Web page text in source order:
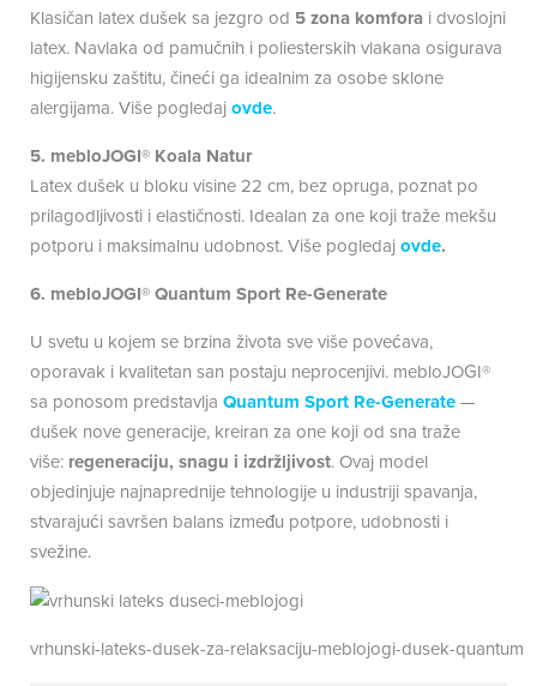
Klasičan latex dušek sa jezgro od 5 zona komfora i dvoslojni
latex. Navlaka od pamučnih i poliesterskih vlakana osigurava
higijensku zaštitu, čineći ga idealnim za osobe sklone
alergijama. Više pogledaj ovde.
5. mebloJOGI® Koala Natur
Latex dušek u bloku visine 22 cm, bez opruga, poznat po
prilagodljivosti i elastičnosti. Idealan za one koji traže mekšu
potporu i maksimalnu udobnost. Više pogledaj ovde.
6. mebloJOGI® Quantum Sport Re-Generate
U svetu u kojem se brzina života sve više povećava,
oporavak i kvalitetan san postaju neprocenjivi. mebloJOGI®
sa ponosom predstavlja Quantum Sport Re-Generate —
dušek nove generacije, kreiran za one koji od sna traže
više: regeneraciju, snagu i izdržljivost. Ovaj model
objedinjuje najnaprednije tehnologije u industriji spavanja,
stvarajući savršen balans između potpore, udobnosti i
svežine.
vrhunski-lateks-dusek-za-relaksaciju-meblojogi-dusek-quantum